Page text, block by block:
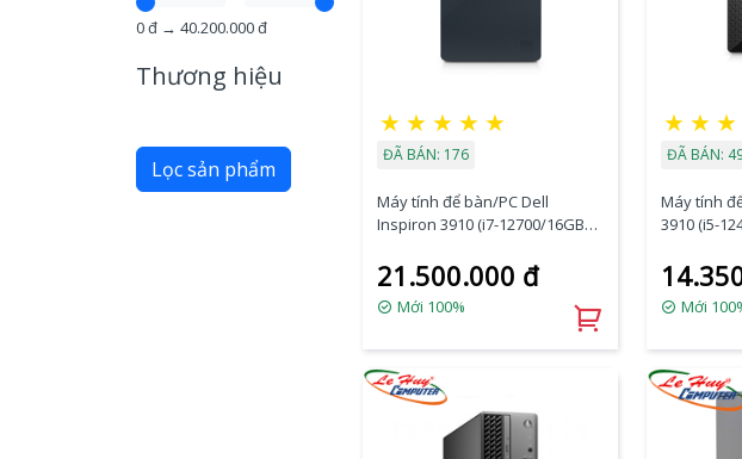
0đ → 40.200.000đ
Thương hiệu
Lọc sản phẩm
★ ★ ★ ★ ★
ĐÃ BÁN: 176
Máy tính để bàn/PC Dell
Inspiron 3910 (i7-12700/16GB
SSD/WL+BT/K+M/Office/Win11)
(STI71556W1-16G-512G)
21.500.000 đ
Mới 100%
★ ★ ★
ĐÃ BÁN:
Máy tính
3910 (i5-
(9M2DD2)
Mới